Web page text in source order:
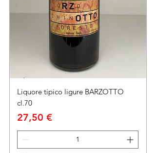
Liquore tipico ligure BARZOTTO
cl.70
Prezzo
27,50 €